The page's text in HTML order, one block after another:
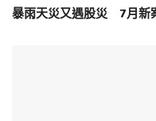
暴雨天災又遇股災 7月新